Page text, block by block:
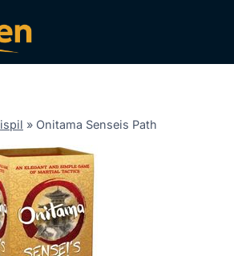
» Onitama Senseis Path